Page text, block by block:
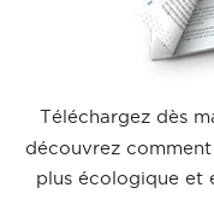
Téléchargez dès
découvrez
plus écologique et